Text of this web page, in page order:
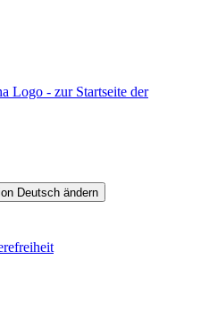
Logo - zur Startseite der
Deutsch ändern